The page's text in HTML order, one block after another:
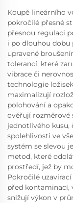
Koupě lineárního
pokročilé přesné
přesnou regulaci
i po dlouhou dobu
upravené
tolerancí, které
vibrace či
technologie
maximalizují
polohování a
ověřují rozměrové
jednotlivého kusu,
spolehlivosti ve
systém se slevou
metod, které
prostředí, jež by
Pokročilé
před kontaminací,
snižují výkon v